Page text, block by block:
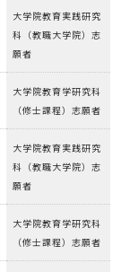
大学院教育実践研究
科（教職大学院）志
願者
大学院教育学研究科
（修士課程）志願者
大学院教育実践研究
科（教職大学院）志
願者
大学院教育学研究科
（修士課程）志願者